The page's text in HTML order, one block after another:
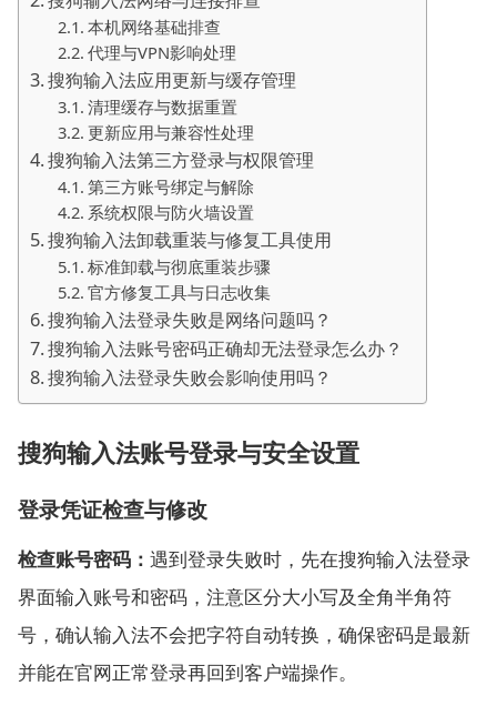
本机网络基础排查
代理与VPN影响处理
搜狗输入法应用更新与缓存管理
清理缓存与数据重置
更新应用与兼容性处理
搜狗输入法第三方登录与权限管理
第三方账号绑定与解除
系统权限与防火墙设置
搜狗输入法卸载重装与修复工具使用
标准卸载与彻底重装步骤
官方修复工具与日志收集
搜狗输入法登录失败是网络问题吗？
搜狗输入法账号密码正确却无法登录怎么办？
搜狗输入法登录失败会影响使用吗？
搜狗输入法账号登录与安全设置
登录凭证检查与修改
检查账号密码： 遇到登录失败时，先在搜狗输入法登录
界面输入账号和密码，注意区分大小写及全角半角符
号，确认输入法不会把字符自动转换，确保密码是最新
并能在官网正常登录再回到客户端操作。